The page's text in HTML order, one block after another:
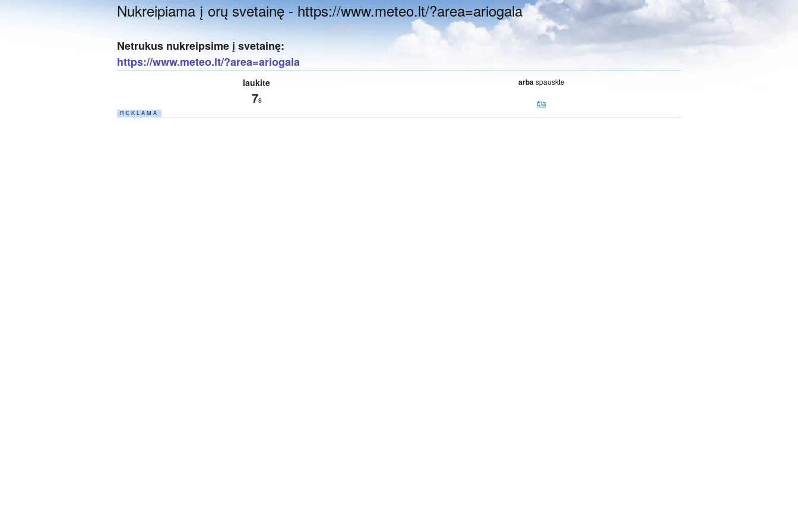
Nukreipiama į orų svetainę - https://www.meteo.lt/?area=ariogala
Netrukus nukreipsime į svetainę:
https://www.meteo.lt/?area=ariogala
laukite
6s
arbaspauskte
čia
R E K L A M A